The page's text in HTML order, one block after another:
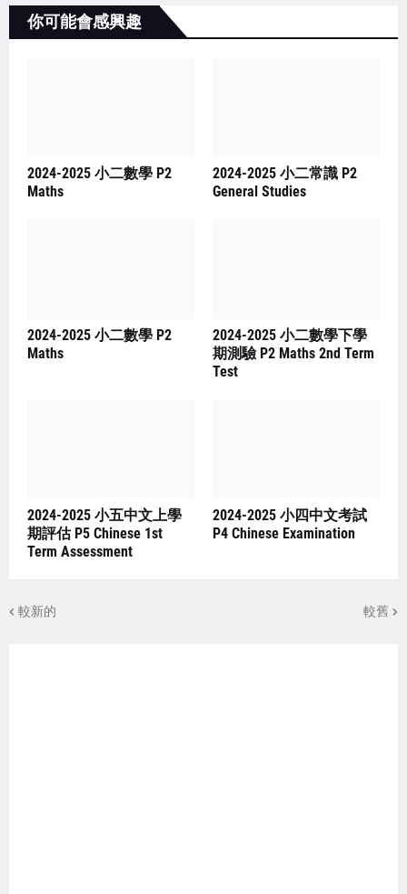
你可能會感興趣
2024-2025 小二數學 P2
Maths
2024-2025 小二常識 P2
General Studies
2024-2025 小二數學 P2
Maths
2024-2025 小二數學下學
期測驗 P2 Maths 2nd Term
Test
2024-2025 小五中文上學
期評估 P5 Chinese 1st
Term Assessment
2024-2025 小四中文考試
P4 Chinese Examination
較新的 較舊